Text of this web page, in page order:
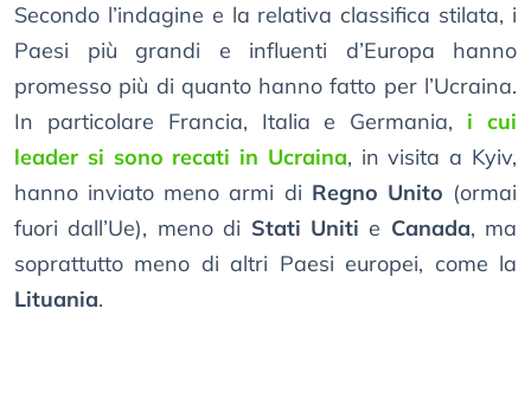
Secondo l’indagine e la relativa classifica stilata, i
Paesi più grandi e influenti d’Europa hanno
promesso più di quanto hanno fatto per l’Ucraina.
In particolare Francia, Italia e Germania, i cui
leader si sono recati in Ucraina, in visita a Kyiv,
hanno inviato meno armi di Regno Unito (ormai
fuori dall’Ue), meno di Stati Uniti e Canada, ma
soprattutto meno di altri Paesi europei, come la
Lituania.